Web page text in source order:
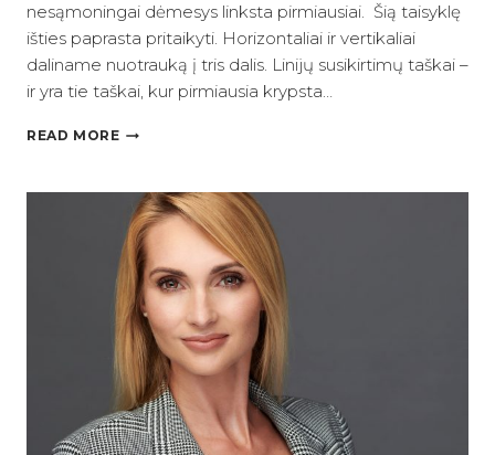
nesąmoningai dėmesys linksta pirmiausiai. Šią taisyklę
išties paprasta pritaikyti. Horizontaliai ir vertikaliai
daliname nuotrauką į tris dalis. Linijų susikirtimų taškai –
ir yra tie taškai, kur pirmiausia krypsta…
READ MORELINKEDIN
TAIKANT
TREČDALIO
TAISYKLĘ